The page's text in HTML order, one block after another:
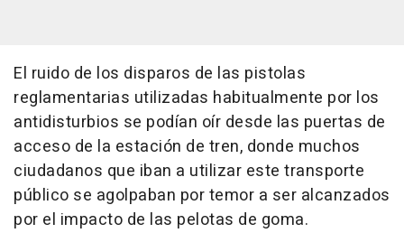
El ruido de los disparos de las pistolas
reglamentarias utilizadas habitualmente por los
antidisturbios se podían oír desde las puertas de
acceso de la estación de tren, donde muchos
ciudadanos que iban a utilizar este transporte
público se agolpaban por temor a ser alcanzados
por el impacto de las pelotas de goma.